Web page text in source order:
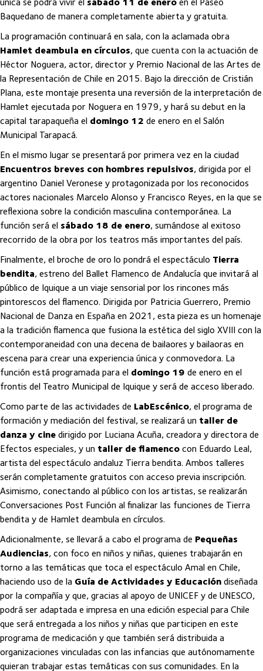
Baquedano de manera completamente abierta y gratuita.
La programación continuará en sala, con la aclamada obra
Hamlet deambula en círculos, que cuenta con la actuación de
Héctor Noguera, actor, director y Premio Nacional de las Artes de
la Representación de Chile en 2015. Bajo la dirección de Cristián
Plana, este montaje presenta una reversión de la interpretación de
Hamlet ejecutada por Noguera en 1979, y hará su debut en la
capital tarapaqueña el domingo 12 de enero en el Salón
Municipal Tarapacá.
En el mismo lugar se presentará por primera vez en la ciudad
Encuentros breves con hombres repulsivos, dirigida por el
argentino Daniel Veronese y protagonizada por los reconocidos
actores nacionales Marcelo Alonso y Francisco Reyes, en la que se
reflexiona sobre la condición masculina contemporánea. La
función será el sábado 18 de enero, sumándose al exitoso
recorrido de la obra por los teatros más importantes del país.
Finalmente, el broche de oro lo pondrá el espectáculo Tierra
bendita, estreno del Ballet Flamenco de Andalucía que invitará al
público de Iquique a un viaje sensorial por los rincones más
pintorescos del flamenco. Dirigida por Patricia Guerrero, Premio
Nacional de Danza en España en 2021, esta pieza es un homenaje
a la tradición flamenca que fusiona la estética del siglo XVIII con la
contemporaneidad con una decena de bailaores y bailaoras en
escena para crear una experiencia única y conmovedora. La
función está programada para el domingo 19 de enero en el
frontis del Teatro Municipal de Iquique y será de acceso liberado.
Como parte de las actividades de LabEscénico, el programa de
formación y mediación del festival, se realizará un taller de
danza y cine dirigido por Luciana Acuña, creadora y directora de
Efectos especiales, y un taller de flamenco con Eduardo Leal,
artista del espectáculo andaluz Tierra bendita. Ambos talleres
serán completamente gratuitos con acceso previa inscripción.
Asimismo, conectando al público con los artistas, se realizarán
Conversaciones Post Función al finalizar las funciones de Tierra
bendita y de Hamlet deambula en círculos.
Adicionalmente, se llevará a cabo el programa de Pequeñas
Audiencias, con foco en niños y niñas, quienes trabajarán en
torno a las temáticas que toca el espectáculo Amal en Chile,
haciendo uso de la Guía de Actividades y Educación diseñada
por la compañía y que, gracias al apoyo de UNICEF y de UNESCO,
podrá ser adaptada e impresa en una edición especial para Chile
que será entregada a los niños y niñas que participen en este
programa de medicación y que también será distribuida a
organizaciones vinculadas con las infancias que autónomamente
quieran trabajar estas temáticas con sus comunidades. En la